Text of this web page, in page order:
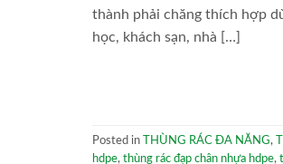
thành phải chăng thích hợp
học, khách sạn, nhà […]
Posted in THÙNG RÁC ĐA NĂNG,
hdpe, thùng rác đạp chân nhựa hdpe,